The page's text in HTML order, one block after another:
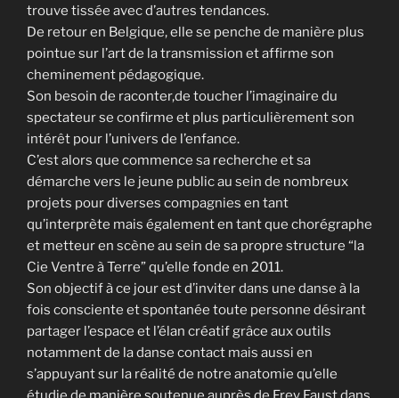
trouve tissée avec d’autres tendances.
De retour en Belgique, elle se penche de manière plus
pointue sur l’art de la transmission et affirme son
cheminement pédagogique.
Son besoin de raconter,de toucher l’imaginaire du
spectateur se confirme et plus particulièrement son
intérêt pour l’univers de l’enfance.
C’est alors que commence sa recherche et sa
démarche vers le jeune public au sein de nombreux
projets pour diverses compagnies en tant
qu’interprète mais également en tant que chorégraphe
et metteur en scène au sein de sa propre structure “la
Cie Ventre à Terre” qu’elle fonde en 2011.
Son objectif à ce jour est d’inviter dans une danse à la
fois consciente et spontanée toute personne désirant
partager l’espace et l’élan créatif grâce aux outils
notamment de la danse contact mais aussi en
s’appuyant sur la réalité de notre anatomie qu’elle